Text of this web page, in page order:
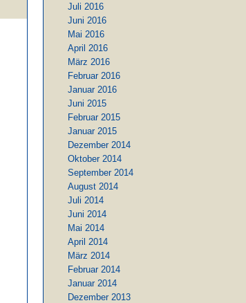
Juli 2016
Juni 2016
Mai 2016
April 2016
März 2016
Februar 2016
Januar 2016
Juni 2015
Februar 2015
Januar 2015
Dezember 2014
Oktober 2014
September 2014
August 2014
Juli 2014
Juni 2014
Mai 2014
April 2014
März 2014
Februar 2014
Januar 2014
Dezember 2013